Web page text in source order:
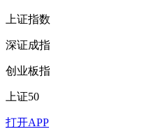
上证指数
深证成指
创业板指
上证50
打开APP